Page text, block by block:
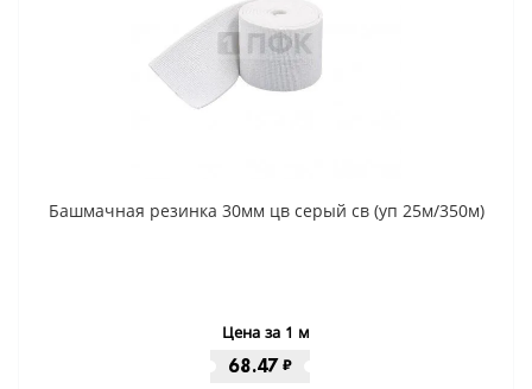
Башмачная резинка 30мм цв серый св (уп 25м/350м)
Цена за 1 м
68.47₽